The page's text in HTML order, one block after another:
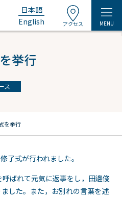
日本語
English
アクセス MENU
挙行
ス
を挙行
了式が行われました。
ばれて元気に返事をし，田邊俊
した。また，お別れの言葉を述